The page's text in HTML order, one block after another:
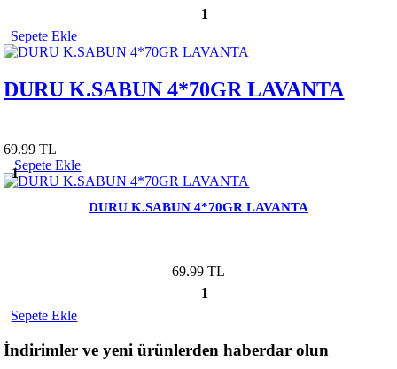
1
Sepete Ekle
DURU K.SABUN 4*70GR LAVANTA
69.99 TL
1
Sepete Ekle
DURU K.SABUN 4*70GR LAVANTA
69.99 TL
1
Sepete Ekle
İndirimler ve yeni ürünlerden haberdar olun